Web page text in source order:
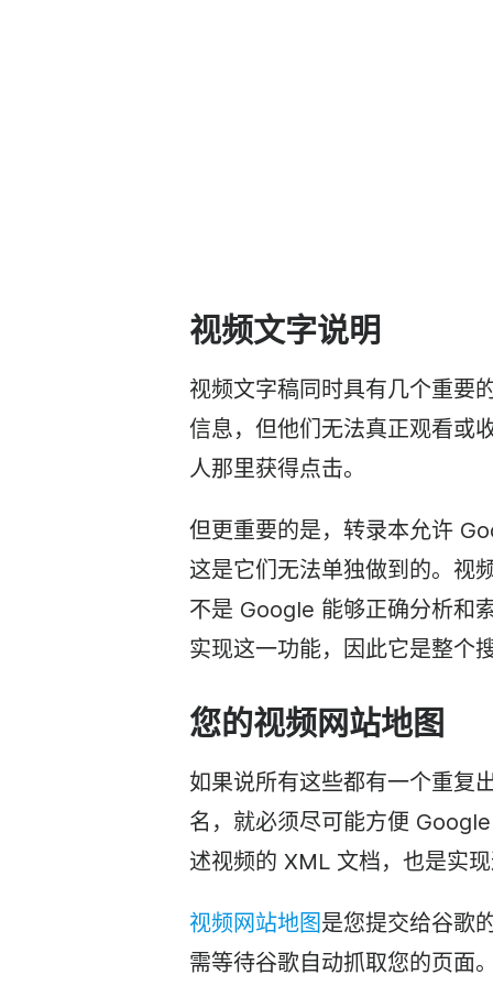
视频文字说明
视频文字稿同时具有几个重要
信息，但他们无法真正观看或
人那里获得点击。
但更重要的是，转录本允许
这是它们无法单独做到的。视
不是 Google 能够正确分析和
实现这一功能，因此它是整个
您的视频网站地图
如果说所有这些都有一个重复
名，就必须尽可能方便
述视频的 XML 文档，也是实
视频网站地图是您提交给谷歌
需等待谷歌自动抓取您的页面